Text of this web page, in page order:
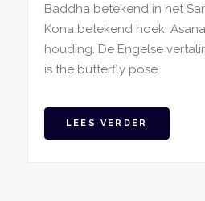
Baddha betekend in het
Kona betekend hoek.
houding. De Engelse
is the butterfly pose
LEES VERDER